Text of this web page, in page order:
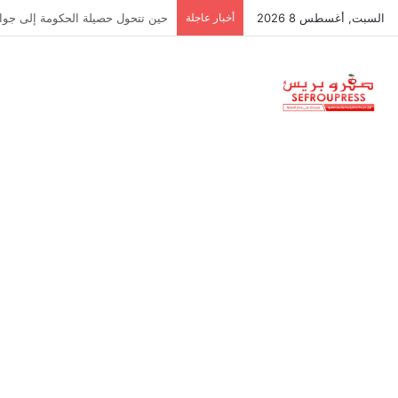
السبت, أغسطس 8 2026 أخبار عاجلة وزارة التربية الوطنية تحسم موعد